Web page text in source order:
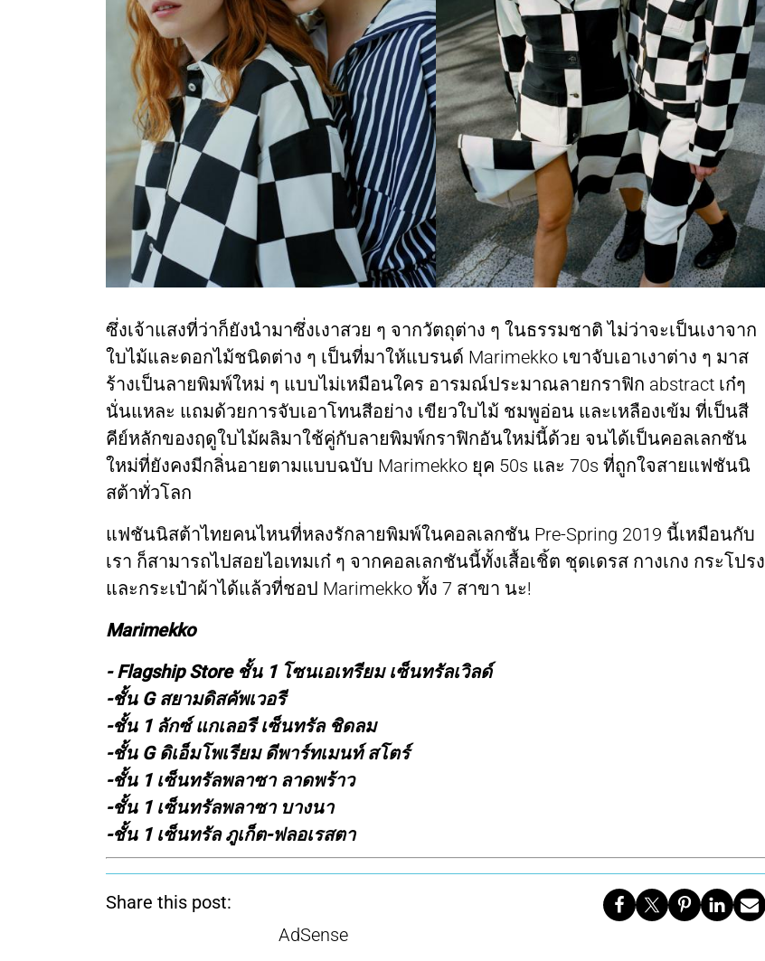
ซึ่งเจ้าแสงที่ว่าก็ยังนำมาซึ่งเงาสวย ๆ จากวัตถุต่าง ๆ ในธรรมชาติ ไม่ว่าจะเป็นเงาจาก
ใบไม้และดอกไม้ชนิดต่าง ๆ เป็นที่มาให้แบรนด์ Marimekko เขาจับเอาเงาต่าง ๆ มาส
ร้างเป็นลายพิมพ์ใหม่ ๆ แบบไม่เหมือนใคร อารมณ์ประมาณลายกราฟิก abstract เก๋ๆ
นั่นแหละ แถมด้วยการจับเอาโทนสีอย่าง เขียวใบไม้ ชมพูอ่อน และเหลืองเข้ม ที่เป็นสี
คีย์หลักของฤดูใบไม้ผลิมาใช้คู่กับลายพิมพ์กราฟิกอันใหม่นี้ด้วย จนได้เป็นคอลเลกชัน
ใหม่ที่ยังคงมีกลิ่นอายตามแบบฉบับ Marimekko ยุค 50s และ 70s ที่ถูกใจสายแฟชันนิ
สต้าทั่วโลก
แฟชันนิสต้าไทยคนไหนที่หลงรักลายพิมพ์ในคอลเลกชัน Pre-Spring 2019 นี้เหมือนกับ
เรา ก็สามารถไปสอยไอเทมเก๋ ๆ จากคอลเลกชันนี้ทั้งเสื้อเชิ้ต ชุดเดรส กางเกง กระโปรง
และกระเป๋าผ้าได้แล้วที่ชอป Marimekko ทั้ง 7 สาขา นะ!
Marimekko
- Flagship Store ชั้น 1 โซนเอเทรียม เซ็นทรัลเวิลด์
-ชั้น G สยามดิสคัพเวอรี
-ชั้น 1 ลักซ์ แกเลอรี เซ็นทรัล ชิดลม
-ชั้น G ดิเอ็มโพเรียม ดีพาร์ทเมนท์ สโตร์
-ชั้น 1 เซ็นทรัลพลาซา ลาดพร้าว
-ชั้น 1 เซ็นทรัลพลาซา บางนา
-ชั้น 1 เซ็นทรัล ภูเก็ต-ฟลอเรสตา
Share this post:
AdSense